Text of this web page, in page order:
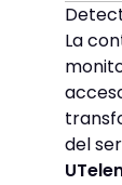
La
del